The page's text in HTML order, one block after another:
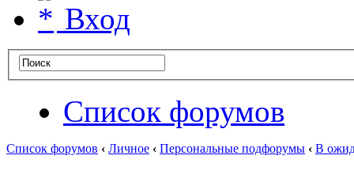
Вход
Список форумов
Список форумов ‹ Личное ‹ Персональные подфорумы ‹ В